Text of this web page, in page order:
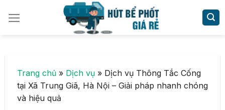
Trang chủ » Dịch vụ » Dịch vụ Thông Tắc Cống
tại Xã Trung Giã, Hà Nội – Giải pháp nhanh chóng
và hiệu quả